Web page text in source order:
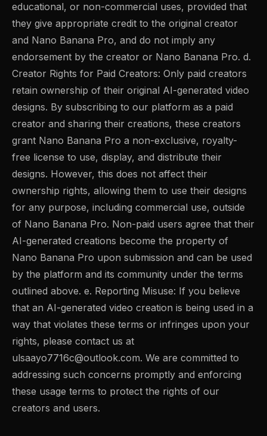
educational, or non-commercial uses, provided that
they give appropriate credit to the original creator
and Nano Banana Pro, and do not imply any
endorsement by the creator or Nano Banana Pro. d.
Creator Rights for Paid Creators: Only paid creators
retain ownership of their original AI-generated video
designs. By subscribing to our platform as a paid
creator and sharing their creations, these creators
grant Nano Banana Pro a non-exclusive, royalty-
free license to use, display, and distribute their
designs. However, this does not affect their
ownership rights, allowing them to use their designs
for any purpose, including commercial use, outside
of Nano Banana Pro. Non-paid users agree that their
AI-generated creations become the property of
Nano Banana Pro upon submission and can be used
by the platform and its community under the terms
outlined above. e. Reporting Misuse: If you believe
that an AI-generated video creation is being used in a
way that violates these terms or infringes upon your
rights, please contact us at
ulsaayo7716c@outlook.com. We are committed to
addressing such concerns promptly and enforcing
these usage terms to protect the rights of our
creators and users.